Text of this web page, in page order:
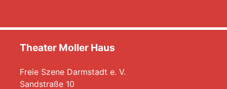
Theater Moller Haus
Freie Szene Darmstadt e. V.
Sandstraße 10